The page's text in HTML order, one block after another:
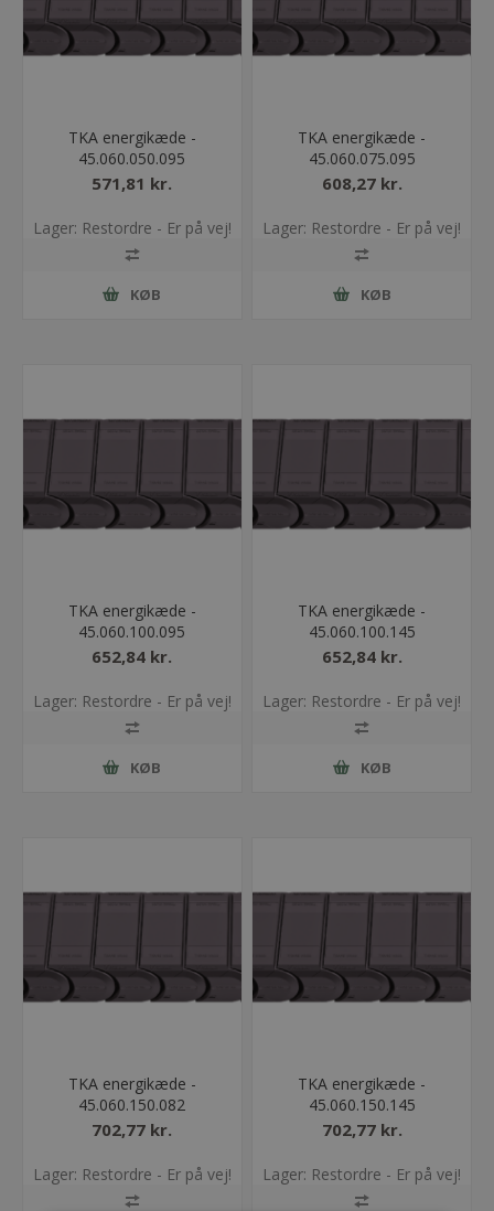
TKA energikæde -
45.060.050.095
571,81 kr.
Lager: Restordre - Er på vej!
KØB
TKA energikæde -
45.060.075.095
608,27 kr.
Lager: Restordre - Er på vej!
KØB
TKA energikæde -
45.060.100.095
652,84 kr.
Lager: Restordre - Er på vej!
KØB
TKA energikæde -
45.060.100.145
652,84 kr.
Lager: Restordre - Er på vej!
KØB
TKA energikæde -
45.060.150.082
702,77 kr.
Lager: Restordre - Er på vej!
TKA energikæde -
45.060.150.145
702,77 kr.
Lager: Restordre - Er på vej!